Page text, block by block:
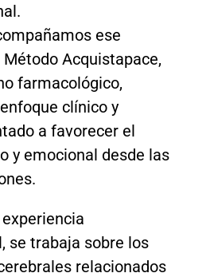
ese
Acquistapace,
farmacológico,
clínico y
a favorecer el
y emocional desde las
se trabaja sobre los
relacionados